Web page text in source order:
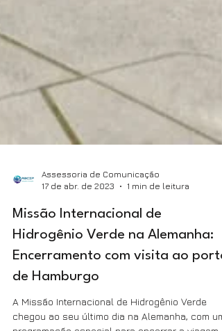
17 de abr. de 2023
1 min de leitura
Missão Internacional de
Hidrogênio Verde na Alemanha:
Encerramento com visita ao porto
de Hamburgo
A Missão Internacional de Hidrogênio Verde